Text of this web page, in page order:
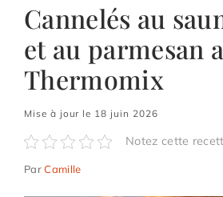
Cannelés au
et au parmesan
Thermomix
Mise à jour le 18 juin 2026
Notez cette
ParCamille